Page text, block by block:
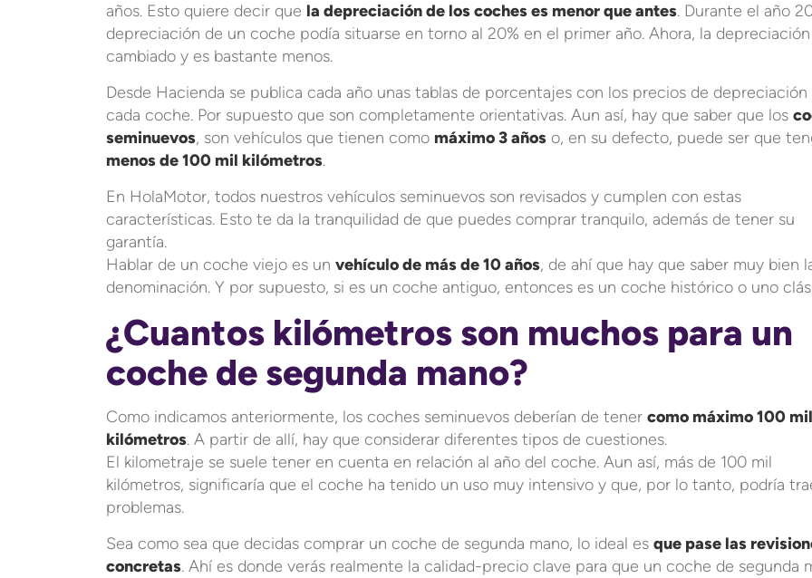
años. Esto quiere decir que la depreciación de los coches es menor que antes. Durante el año
depreciación de un coche podía situarse en torno al 20% en el primer año. Ahora, la
cambiado y es bastante menos.
Desde Hacienda se publica cada año unas tablas de porcentajes con los precios de depreciación
cada coche. Por supuesto que son completamente orientativas. Aun así, hay que saber que los
seminuevos, son vehículos que tienen como máximo 3 años o, en su defecto, puede ser que
menos de 100 mil kilómetros.
En HolaMotor, todos nuestros vehículos seminuevos son revisados y cumplen con estas
características. Esto te da la tranquilidad de que puedes comprar tranquilo, además de tener su
garantía.
Hablar de un coche viejo es un vehículo de más de 10 años, de ahí que hay que saber muy bien
denominación. Y por supuesto, si es un coche antiguo, entonces es un coche histórico o uno
¿Cuantos kilómetros son muchos para un
coche de segunda mano?
Como indicamos anteriormente, los coches seminuevos deberían de tener como máximo 100 mil
kilómetros. A partir de allí, hay que considerar diferentes tipos de cuestiones.
El kilometraje se suele tener en cuenta en relación al año del coche. Aun así, más de 100 mil
kilómetros, significaría que el coche ha tenido un uso muy intensivo y que, por lo tanto, podría
problemas.
Sea como sea que decidas comprar un coche de segunda mano, lo ideal es que pase las
concretas. Ahí es donde verás realmente la calidad-precio clave para que un coche de segunda